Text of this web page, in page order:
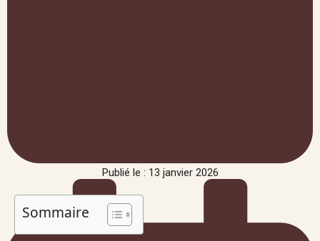
Publié le : 13 janvier 2026
Sommaire